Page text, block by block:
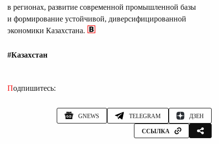
в регионах, развитие современной промышленной базы
и формирование устойчивой, диверсифицированной
экономики Казахстана.
#Казахстан
Подпишитесь:
GNEWS TELEGRAM ДЗЕН
ССЫЛКА